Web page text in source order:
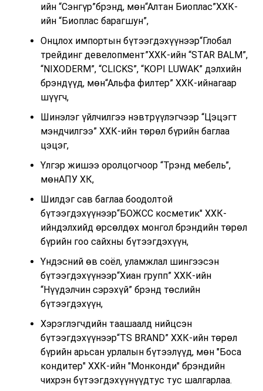
ийн “Сэнгүр”брэнд, мөн“Алтан Биоплас”ХХК-
ийн “Биоплас барагшун”,
Онцлох импортын бүтээгдэхүүнээр“Глобал
трейдинг девелопмент”ХХК-ийн “STAR BALM”,
“NIXODERM”, “CLICKS”, “KOPI LUWAK” дэлхийн
брэндүүд, мөн“Альфа филтер” ХХК-ийнагаар
шүүгч,
Шинэлэг үйлчилгээ нэвтрүүлэгчээр “Цэцэгт
мэндчилгээ” ХХК-ийн төрөл бүрийн баглаа
цэцэг,
Үлгэр жишээ оролцогчоор “Трэнд мебель”,
мөнАПУ ХК,
Шилдэг сав баглаа боодолтой
бүтээгдэхүүнээр“БОЖСС косметик" ХХК-
ийндэлхийд өрсөлдөх монгол брэндийн төрөл
бүрийн гоо сайхны бүтээгдэхүүн,
Үндэсний өв соёл, уламжлал шингээсэн
бүтээгдэхүүнээр“Хиан групп” ХХК-ийн
“Нүүдэлчин сэрэхүй” брэнд төслийн
бүтээгдэхүүн,
Хэрэглэгчдийн таашаалд нийцсэн
бүтээгдэхүүнээр“TS BRAND” ХХК-ийн төрөл
бүрийн арьсан урлалын бүтээлүүд, мөн "Боса
кондитер" ХХК-ийн "Монконди" брэндийн
чихрэн бүтээгдэхүүнүүдтус тус шалгарлаа.